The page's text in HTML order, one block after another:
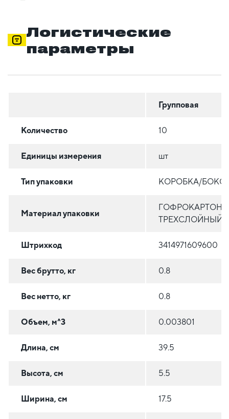
Логистические
параметры
Групповая
Количество 10
Единицы измерения шт
Тип упаковки КОРОБКА/БОКС
Материал упаковки
ГОФРОКАРТОН
ТРЕХСЛОЙНЫЙ
Штрихкод 3414971609600
Вес брутто, кг 0.8
Вес нетто, кг 0.8
Объем, м^3 0.003801
Длина, см 39.5
Высота, см 5.5
Ширина, см 17.5